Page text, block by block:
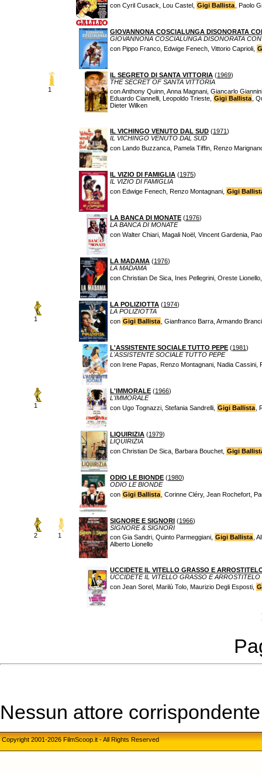
con Cyril Cusack, Lou Castel, Gigi Ballista , Paolo
GIOVANNONA COSCIALUNGA DISONORATA
GIOVANNONA COSCIALUNGA DISONORATA
con Pippo Franco, Edwige Fenech, Vittorio Caprioli,
1
IL SEGRETO DI SANTA VITTORIA (1969)
THE SECRET OF SANTA VITTORIA
con Anthony Quinn, Anna Magnani, Giancarlo
Eduardo Ciannelli, Leopoldo Trieste, Gigi Ballista ,
Dieter Wilken
IL VICHINGO VENUTO DAL SUD (1971)
IL VICHINGO VENUTO DAL SUD
con Lando Buzzanca, Pamela Tiffin, Renzo
IL VIZIO DI FAMIGLIA (1975)
IL VIZIO DI FAMIGLIA
con Edwige Fenech, Renzo Montagnani, Gigi
LA BANCA DI MONATE (1976)
LA BANCA DI MONATE
con Walter Chiari, Magali Noël, Vincent Gardenia,
LA MADAMA (1976)
LA MADAMA
con Christian De Sica, Ines Pellegrini, Oreste
1
LA POLIZIOTTA (1974)
LA POLIZIOTTA
con Gigi Ballista , Gianfranco Barra, Armando
L'ASSISTENTE SOCIALE TUTTO PEPE (1981)
L'ASSISTENTE SOCIALE TUTTO PEPE
con Irene Papas, Renzo Montagnani, Nadia Cassini,
1
L'IMMORALE (1966)
L'IMMORALE
con Ugo Tognazzi, Stefania Sandrelli, Gigi Ballista ,
LIQUIRIZIA (1979)
LIQUIRIZIA
con Christian De Sica, Barbara Bouchet, Gigi
ODIO LE BIONDE (1980)
ODIO LE BIONDE
con Gigi Ballista , Corinne Cléry, Jean Rochefort,
2 1
SIGNORE E SIGNORI (1966)
SIGNORE & SIGNORI
con Gia Sandri, Quinto Parmeggiani, Gigi Ballista ,
Alberto Lionello
UCCIDETE IL VITELLO GRASSO E
UCCIDETE IL VITELLO GRASSO E ARROSTITELO
con Jean Sorel, Marilù Tolo, Maurizio Degli Esposti,
Nessun attore
Copyright 2001-2026 FilmScoop.it - All Rights Reserved